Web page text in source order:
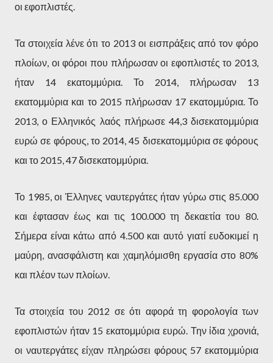
οι εφοπλιστές.
Τα στοιχεία λένε ότι το 2013 οι εισπράξεις από τον φόρο
πλοίων, οι φόροι που πλήρωσαν οι εφοπλιστές το 2013,
ήταν 14 εκατομμύρια. Το 2014, πλήρωσαν 13
εκατομμύρια και το 2015 πλήρωσαν 17 εκατομμύρια. Το
2013, ο Ελληνικός λαός πλήρωσε 44,3 δισεκατομμύρια
ευρώ σε φόρους, το 2014, 45 δισεκατομμύρια σε φόρους
και το 2015, 47 δισεκατομμύρια.
Το 1985, οι Έλληνες ναυτεργάτες ήταν γύρω στις 85.000
και έφτασαν έως και τις 100.000 τη δεκαετία του 80.
Σήμερα είναι κάτω από 4.500 και αυτό γιατί ευδοκιμεί η
μαύρη, ανασφάλιστη και χαμηλόμισθη εργασία στο 80%
και πλέον των πλοίων.
Τα στοιχεία του 2012 σε ότι αφορά τη φορολογία των
εφοπλιστών ήταν 15 εκατομμύρια ευρώ. Την ίδια χρονιά,
οι ναυτεργάτες είχαν πληρώσει φόρους 57 εκατομμύρια